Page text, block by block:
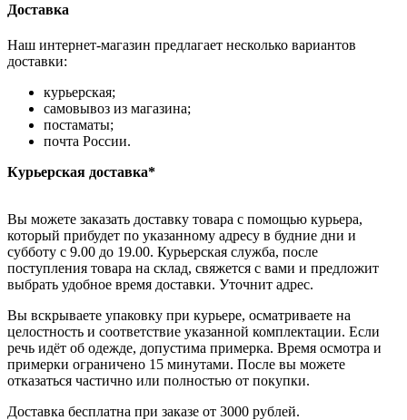
Доставка
Наш интернет-магазин предлагает несколько вариантов
доставки:
курьерская;
самовывоз из магазина;
постаматы;
почта России.
Курьерская доставка*
Вы можете заказать доставку товара с помощью курьера,
который прибудет по указанному адресу в будние дни и
субботу с 9.00 до 19.00. Курьерская служба, после
поступления товара на склад, свяжется с вами и предложит
выбрать удобное время доставки. Уточнит адрес.
Вы вскрываете упаковку при курьере, осматриваете на
целостность и соответствие указанной комплектации. Если
речь идёт об одежде, допустима примерка. Время осмотра и
примерки ограничено 15 минутами. После вы можете
отказаться частично или полностью от покупки.
Доставка бесплатна при заказе от 3000 рублей.